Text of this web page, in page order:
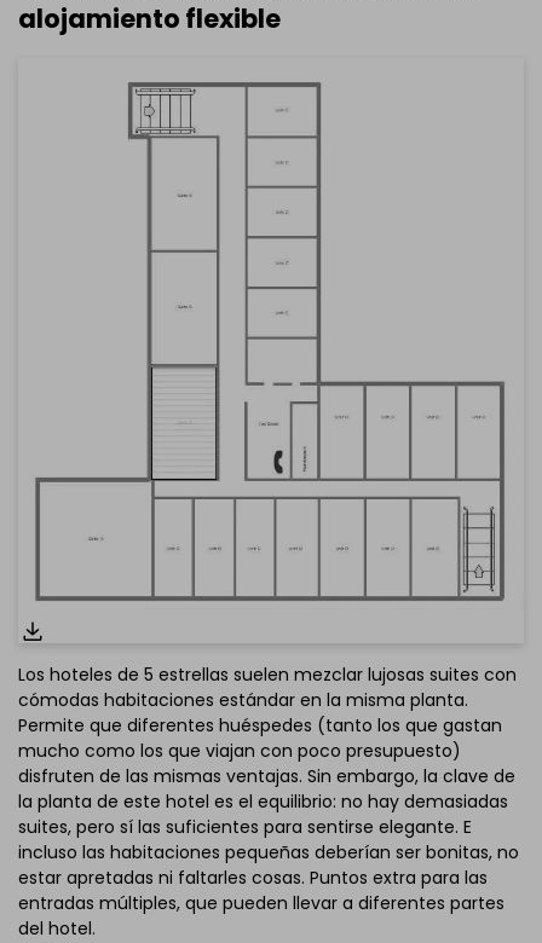
alojamiento flexible
Haz clic aquí para editarlo online
Los hoteles de 5 estrellas suelen mezclar lujosas suites con
cómodas habitaciones estándar en la misma planta.
Permite que diferentes huéspedes (tanto los que gastan
mucho como los que viajan con poco presupuesto)
disfruten de las mismas ventajas. Sin embargo, la clave de
la planta de este hotel es el equilibrio: no hay demasiadas
suites, pero sí las suficientes para sentirse elegante. E
incluso las habitaciones pequeñas deberían ser bonitas, no
estar apretadas ni faltarles cosas. Puntos extra para las
entradas múltiples, que pueden llevar a diferentes partes
del hotel.